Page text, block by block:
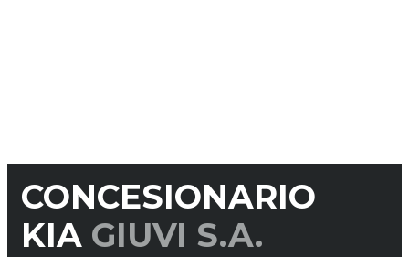
CONCESIONARIO
KIA GIUVI S.A.